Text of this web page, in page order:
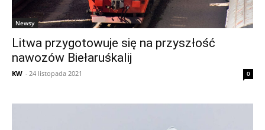
Newsy
Litwa przygotowuje się na przyszłość
nawozów Biełaruśkalij
KW - 24 listopada 2021 0